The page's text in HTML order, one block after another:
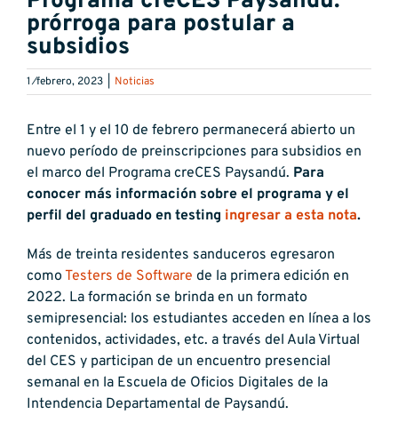
prórroga para postular a
subsidios
1 ⁄febrero, 2023 Noticias
Entre el 1 y el 10 de febrero permanecerá abierto un
nuevo período de preinscripciones para subsidios en
el marco del Programa creCES Paysandú. Para
conocer más información sobre el programa y el
perfil del graduado en testing ingresar a esta nota.
Más de treinta residentes sanduceros egresaron
como Testers de Software de la primera edición en
2022. La formación se brinda en un formato
semipresencial: los estudiantes acceden en línea a los
contenidos, actividades, etc. a través del Aula Virtual
del CES y participan de un encuentro presencial
semanal en la Escuela de Oficios Digitales de la
Intendencia Departamental de Paysandú.